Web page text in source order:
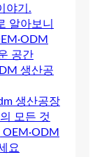
야기.
알아보니
공간
생산공
생산공장
모든 것
요